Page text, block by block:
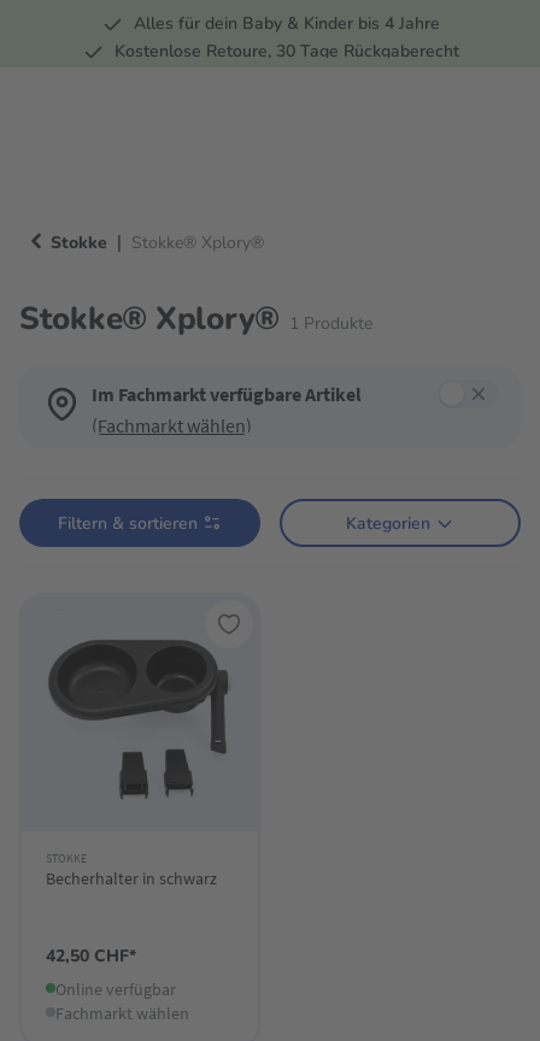
Zur Hauptnavigation springen
Alles für dein Baby & Kinder bis 4 Jahre
Kostenlose Retoure, 30 Tage Rückgaberecht
Stokke | Stokke® Xplory®
Stokke® Xplory® 1 Produkte
Im Fachmarkt verfügbare Artikel
(Fachmarkt wählen)
Filtern & sortieren Kategorien
STOKKE
Becherhalter in schwarz
42,50 CHF*
Online verfügbar
Fachmarkt wählen